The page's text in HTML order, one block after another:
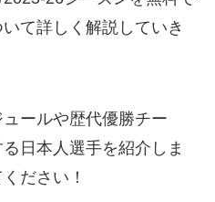
て詳しく解説していき
ールや歴代優勝チー
日本人選手を紹介しま
ださい！